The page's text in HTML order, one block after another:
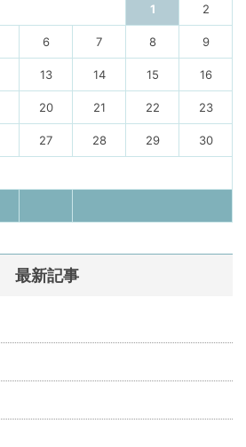
1 2
6 7 8 9
13 14 15 16
20 21 22 23
27 28 29 30
最新記事